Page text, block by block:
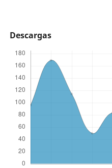
Descargas